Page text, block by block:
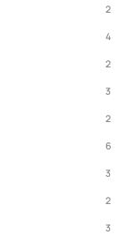
2
4
2
3
2
6
3
2
3